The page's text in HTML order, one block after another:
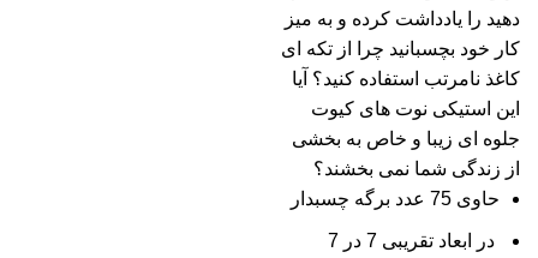
دهید را یادداشت کرده و به میز
کار خود بچسبانید چرا از تکه ای
کاغذ نامرتب استفاده کنید؟ آیا
این استیکی نوت های کیوت
جلوه ای زیبا و خاص به بخشی
از زندگی شما نمی بخشند؟
حاوی 75 عدد برگه چسبدار
در ابعاد تقریبی 7 در 7